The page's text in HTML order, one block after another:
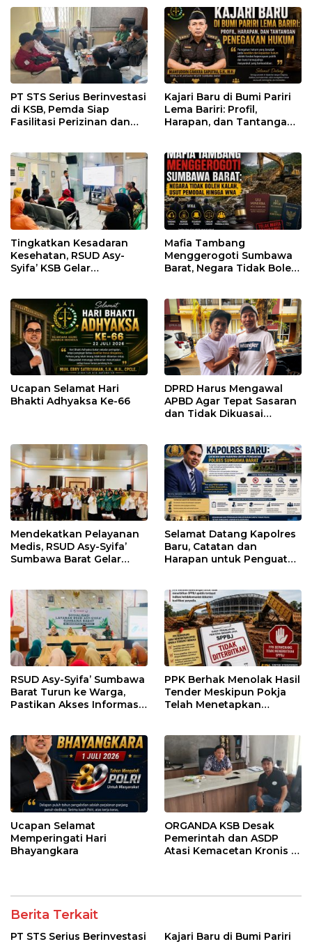
PT STS Serius Berinvestasi
di KSB, Pemda Siap
Fasilitasi Perizinan dan
Kajari Baru di Bumi Pariri
Lema Bariri: Profil,
Harapan, dan Tantangan
Tingkatkan Kesadaran
Kesehatan, RSUD Asy-
Syifa’ KSB Gelar
Mafia Tambang
Menggerogoti Sumbawa
Barat, Negara Tidak Boleh
Ucapan Selamat Hari
Bhakti Adhyaksa Ke-66
DPRD Harus Mengawal
APBD Agar Tepat Sasaran
dan Tidak Dikuasai
Mendekatkan Pelayanan
Medis, RSUD Asy-Syifa’
Sumbawa Barat Gelar
Selamat Datang Kapolres
Baru, Catatan dan
Harapan untuk Penguatan
RSUD Asy-Syifa’ Sumbawa
Barat Turun ke Warga,
Pastikan Akses Informasi
PPK Berhak Menolak Hasil
Tender Meskipun Pokja
Telah Menetapkan
Ucapan Selamat
Memperingati Hari
Bhayangkara
ORGANDA KSB Desak
Pemerintah dan ASDP
Atasi Kemacetan Kronis di
Berita Terkait
PT STS Serius Berinvestasi
Kajari Baru di Bumi Pariri